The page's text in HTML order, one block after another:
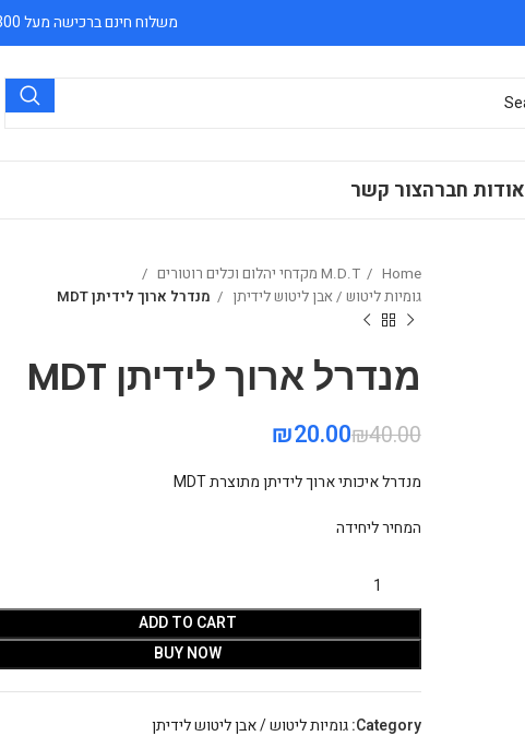
משלוח חינם ברכישה מעל 300 ₪
אודות חברהצור קשר
Home
M.D.T מקדחי יהלום וכלים רוטורים
גומיות ליטוש / אבן ליטוש לידיתן
מנדרל ארוך לידיתן MDT
₪
₪
מנדרל ארוך לידיתן MDT
₪40.00
₪20.00
מנדרל איכותי ארוך לידיתן מתוצרת MDT
המחיר ליחידה
ADD TO CART
BUY NOW
Category: גומיות ליטוש / אבן ליטוש לידיתן